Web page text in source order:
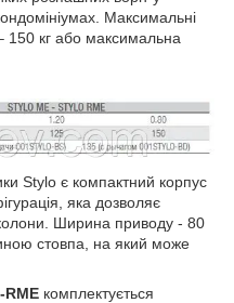
Максимальні
150 кг або максимальна
Stylo є компактний корпус
яка дозволяє
Ширина приводу - 80
стовпа, на який може
RME комплектується